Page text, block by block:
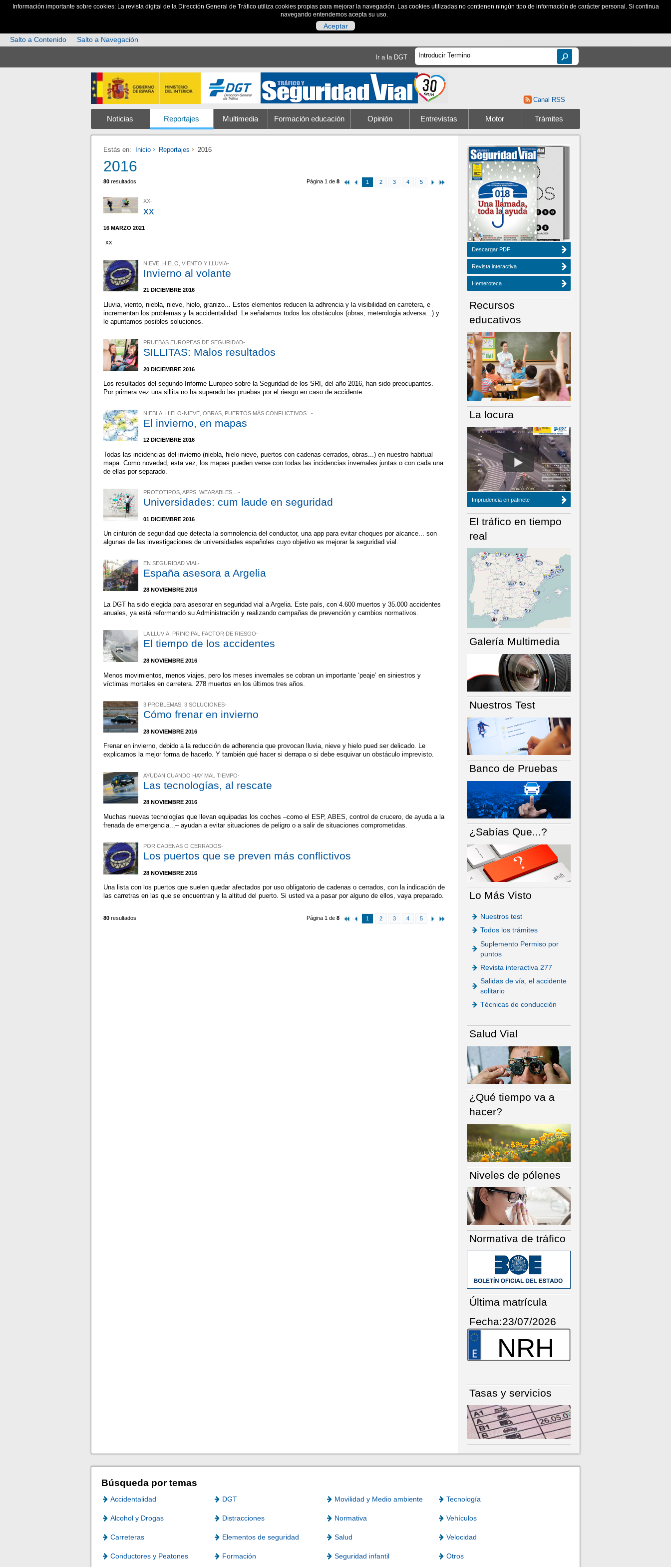
Información importante sobre cookies: La revista digital de la Dirección General de Tráfico utiliza cookies propias para mejorar la navegación. Las cookies utilizadas no contienen ningún tipo de información de carácter personal. Si continua
navegando entendemos acepta su uso.
Aceptar
Salto a Contenido
Salto a Navegación
Ir a la DGT
Canal RSS
Noticias Reportajes Multimedia Formación educación Opinión Entrevistas Motor Trámites
Estás en: Inicio Reportajes 2016
2016
80 resultados Página 1 de8 1 2 3 4 5
XX-
xx
16 MARZO 2021
xx
NIEVE, HIELO, VIENTO Y LLUVIA-
Invierno al volante
21 DICIEMBRE 2016
Lluvia, viento, niebla, nieve, hielo, granizo... Estos elementos reducen la adhrencia y la visibilidad en carretera, e
incrementan los problemas y la accidentalidad. Le señalamos todos los obstáculos (obras, meterologia adversa...) y
le apuntamos posibles soluciones.
PRUEBAS EUROPEAS DE SEGURIDAD-
SILLITAS: Malos resultados
20 DICIEMBRE 2016
Los resultados del segundo Informe Europeo sobre la Seguridad de los SRI, del año 2016, han sido preocupantes.
Por primera vez una sillita no ha superado las pruebas por el riesgo en caso de accidente.
NIEBLA, HIELO-NIEVE, OBRAS, PUERTOS MÁS CONFLICTIVOS...-
El invierno, en mapas
12 DICIEMBRE 2016
Todas las incidencias del invierno (niebla, hielo-nieve, puertos con cadenas-cerrados, obras...) en nuestro habitual
mapa. Como novedad, esta vez, los mapas pueden verse con todas las incidencias invernales juntas o con cada una
de ellas por separado.
PROTOTIPOS, APPS, WEARABLES,...-
Universidades: cum laude en seguridad
01 DICIEMBRE 2016
Un cinturón de seguridad que detecta la somnolencia del conductor, una app para evitar choques por alcance... son
algunas de las investigaciones de universidades españoles cuyo objetivo es mejorar la seguridad vial.
EN SEGURIDAD VIAL-
España asesora a Argelia
28 NOVIEMBRE 2016
La DGT ha sido elegida para asesorar en seguridad vial a Argelia. Este país, con 4.600 muertos y 35.000 accidentes
anuales, ya está reformando su Administración y realizando campañas de prevención y cambios normativos.
LA LLUVIA, PRINCIPAL FACTOR DE RIESGO-
El tiempo de los accidentes
28 NOVIEMBRE 2016
Menos movimientos, menos viajes, pero los meses invernales se cobran un importante ‘peaje’ en siniestros y
víctimas mortales en carretera. 278 muertos en los últimos tres años.
3 PROBLEMAS, 3 SOLUCIONES-
Cómo frenar en invierno
28 NOVIEMBRE 2016
Frenar en invierno, debido a la reducción de adherencia que provocan lluvia, nieve y hielo pued ser delicado. Le
explicamos la mejor forma de hacerlo. Y también qué hacer si derrapa o si debe esquivar un obstáculo imprevisto.
AYUDAN CUANDO HAY MAL TIEMPO-
Las tecnologías, al rescate
28 NOVIEMBRE 2016
Muchas nuevas tecnologías que llevan equipadas los coches –como el ESP, ABES, control de crucero, de ayuda a la
frenada de emergencia...– ayudan a evitar situaciones de peligro o a salir de situaciones comprometidas.
POR CADENAS O CERRADOS-
Los puertos que se preven más conflictivos
28 NOVIEMBRE 2016
Una lista con los puertos que suelen quedar afectados por uso obligatorio de cadenas o cerrados, con la indicación de
las carretras en las que se encuentran y la altitud del puerto. Si usted va a pasar por alguno de ellos, vaya preparado.
80 resultados Página 1 de8 1 2 3 4 5
NÚMERO ACTUAL HEMEROTECA
Descargar PDF
Revista interactiva
Hemeroteca
Recursos
educativos
La locura
Imprudencia en patinete
El tráfico en tiempo
real
Galería Multimedia
Nuestros Test
Banco de Pruebas
¿Sabías Que...?
Lo Más Visto
Nuestros test
Todos los trámites
Suplemento Permiso por
puntos
Revista interactiva 277
Salidas de vía, el accidente
solitario
Técnicas de conducción
Salud Vial
¿Qué tiempo va a
hacer?
Niveles de pólenes
Normativa de tráfico
Última matrícula
Fecha:23/07/2026
NRH
Tasas y servicios
Búsqueda por temas
Accidentalidad DGT Movilidad y Medio ambiente Tecnología
Alcohol y Drogas Distracciones Normativa Vehículos
Carreteras Elementos de seguridad Salud Velocidad
Conductores y Peatones Formación Seguridad infantil Otros